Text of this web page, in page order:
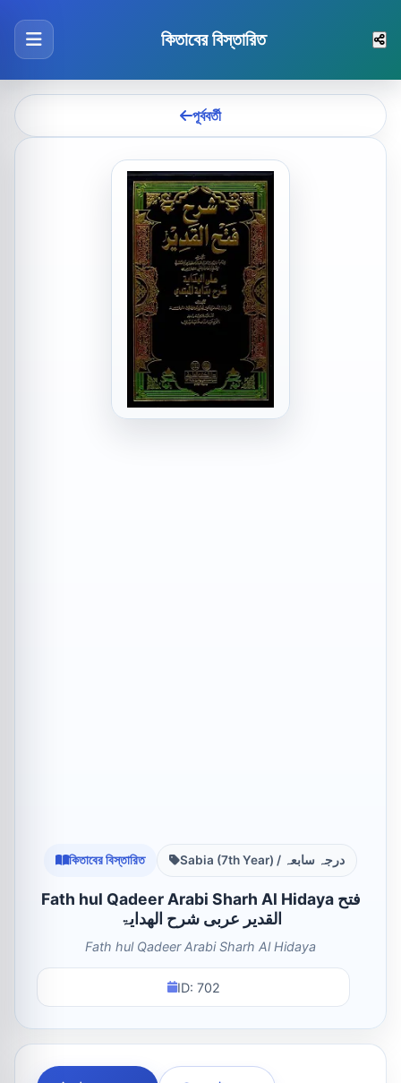
কিতাবের বিস্তারিত
পূর্ববর্তী
কিতাবের বিস্তারিত Sabia (7th Year) / درجہ سابعہ
Fath hul Qadeer Arabi Sharh Al Hidaya فتح
القدیر عربی شرح الھدایۃ
Fath hul Qadeer Arabi Sharh Al Hidaya
ID: 702